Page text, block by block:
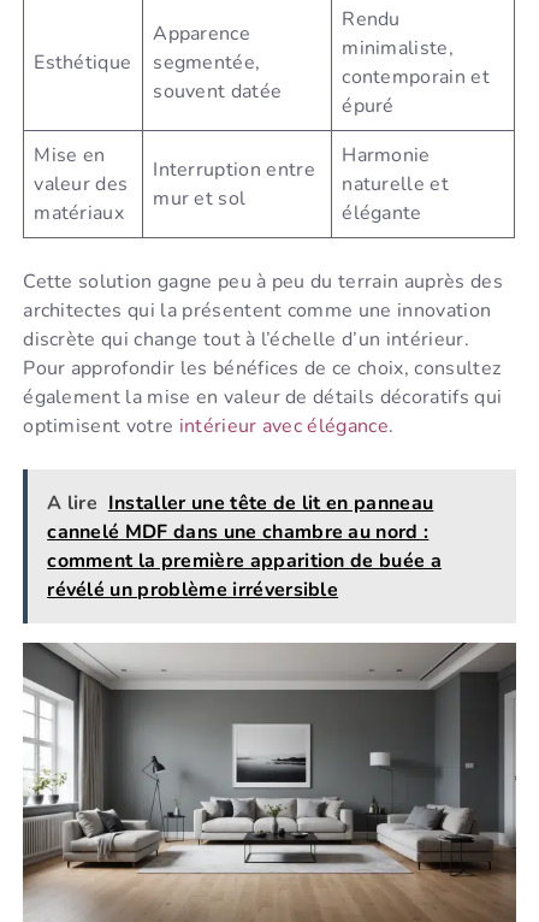
Esthétique
Apparence
segmentée,
souvent datée
Rendu
minimaliste,
contemporain et
épuré
Mise en
valeur des
matériaux
Interruption entre
mur et sol
Harmonie
naturelle et
élégante
Cette solution gagne peu à peu du terrain auprès des
architectes qui la présentent comme une innovation
discrète qui change tout à l’échelle d’un intérieur.
Pour approfondir les bénéfices de ce choix, consultez
également la mise en valeur de détails décoratifs qui
optimisent votre intérieur avec élégance.
A lire Installer une tête de lit en panneau
cannelé MDF dans une chambre au nord :
comment la première apparition de buée a
révélé un problème irréversible